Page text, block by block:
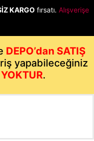
KARGO fırsatı. Alışverişe
DEPO’dan SATIŞ
yapabileceğiniz
.